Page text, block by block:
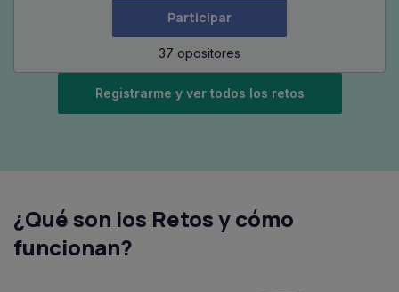
Participar
37 opositores
Registrarme y ver todos los retos
¿Qué son los Retos y cómo
funcionan?